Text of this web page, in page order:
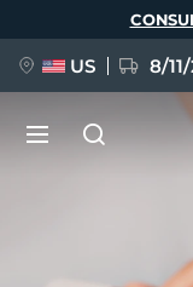
principal
US 8/
BREAKING